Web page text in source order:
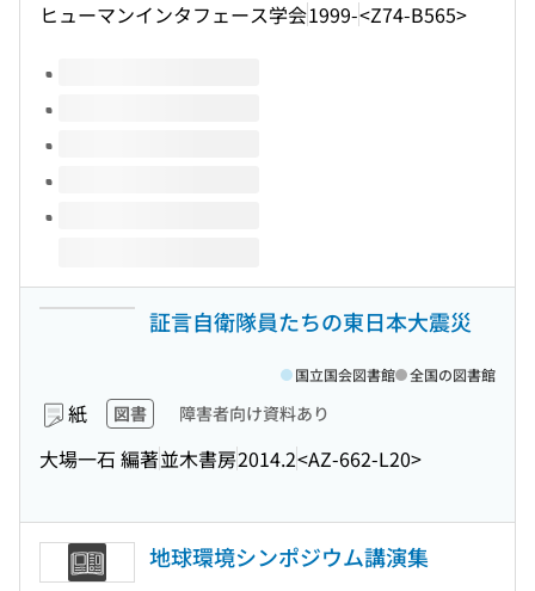
ヒューマンインタフェース学会1999-<Z74-B565>
このタイトルの巻号
証言自衛隊員たちの東日本大震災
紙 図書 障害者向け資料あり
大場一石 編著並木書房2014.2<AZ-662-L20>
国立国会図書館 全国の図書館
地球環境シンポジウム講演集